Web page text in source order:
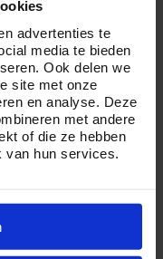
advertenties te
media te bieden
Ook delen we
site met onze
en analyse. Deze
met andere
of die ze hebben
hun services.
€ 3.149,00